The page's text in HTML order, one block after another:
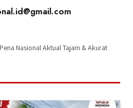
Nasional Aktual Tajam & Akurat